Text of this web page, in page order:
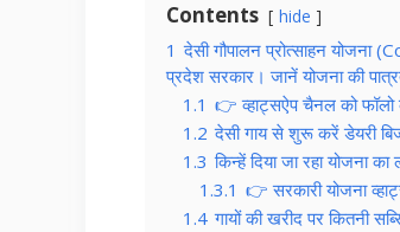
Contents hide
1 देसी गौपालन प्रोत्साहन
प्रदेश सरकार। जानें योजना की
1.1 👉 व्हाट्सऐप चैनल को
1.2 देसी गाय से शुरू करें डेयरी
1.3 किन्हें दिया जा रहा योजना का
1.3.1 👉 सरकारी योजना
1.4 गायों की खरीद पर कितनी